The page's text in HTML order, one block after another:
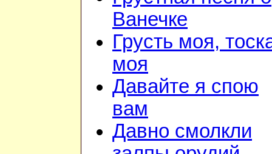
Ванечке
Грусть моя,
моя
Давайте я спою
вам
Давно смолкли